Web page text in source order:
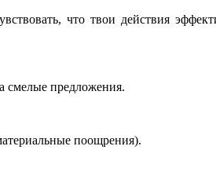
что твои действия
смелые предложения.
поощрения).